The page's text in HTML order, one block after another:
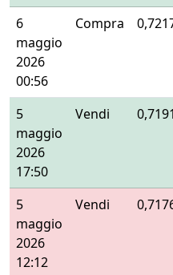
6
maggio
2026
00:56
Compra
5
maggio
2026
17:50
Vendi 0,7191
5
maggio
2026
12:12
Vendi